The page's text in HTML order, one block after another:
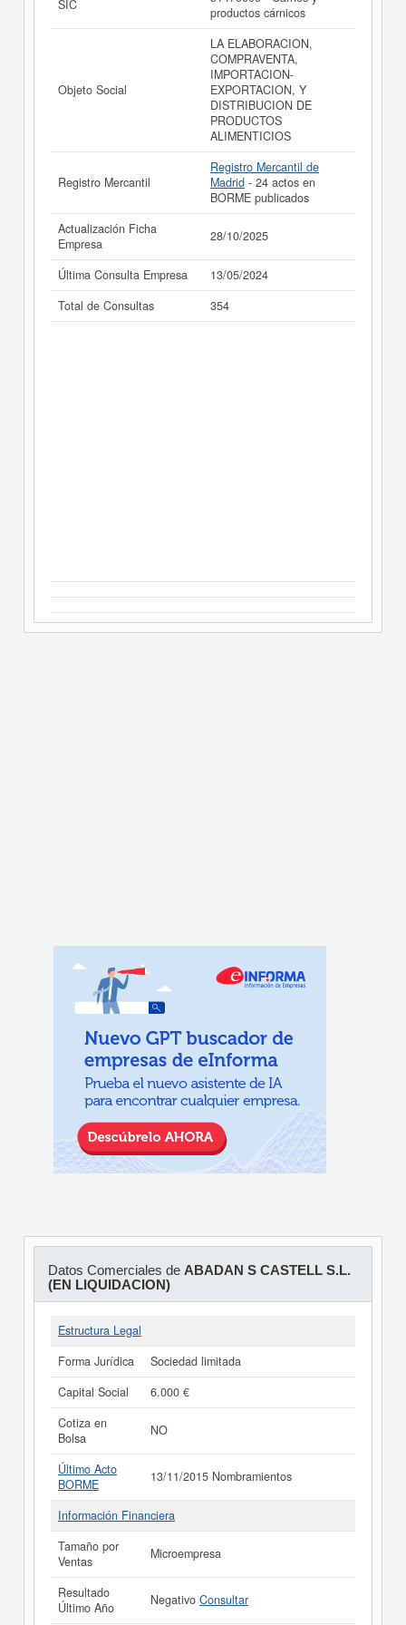
ABADAN S CASTELL S.L. (EN LIQUIDACION) y
consultar los resultados de sus años de actividad, así
como los balances y cuentas de resultados disponibles.
La última actualización del informe de empresa se ha
realizado el 28/10/2025.
SIC
productos cárnicos
Objeto Social
LA ELABORACION,
COMPRAVENTA,
IMPORTACION-
EXPORTACION, Y
DISTRIBUCION DE
PRODUCTOS
ALIMENTICIOS
Registro Mercantil
Registro Mercantil de
Madrid - 24 actos en
BORME publicados
Actualización Ficha
Empresa
28/10/2025
Última Consulta Empresa
13/05/2024
Total de Consultas
354
Datos Comerciales de ABADAN S CASTELL S.L.
(EN LIQUIDACION)
Estructura Legal
Forma Jurídica
Sociedad limitada
Capital Social
6.000 €
Cotiza en
Bolsa
NO
Último Acto
BORME
13/11/2015 Nombramientos
Información Financiera
Tamaño por
Ventas
Microempresa
Resultado
Último Año
Negativo Consultar